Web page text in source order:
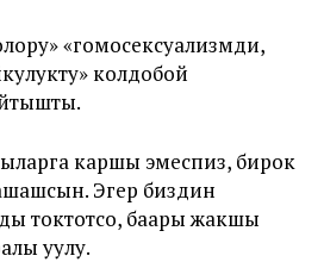
«гомосексуализмди,
колдобой
каршы эмеспиз, бирок
Эгер биздин
токтотсо, баары жакшы
уулу.